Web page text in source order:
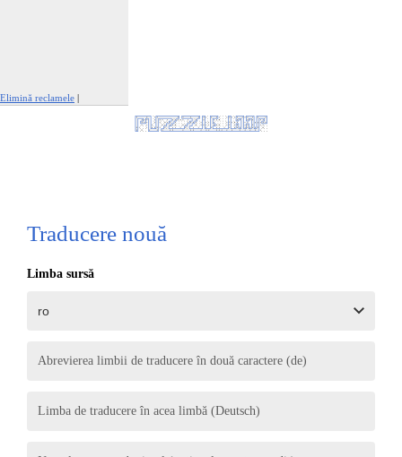
Elimină reclamele |
Traducere nouă
Limba sursă
Abrevierea limbii de traducere în două caractere (de)
Limba de traducere în acea limbă (Deutsch)